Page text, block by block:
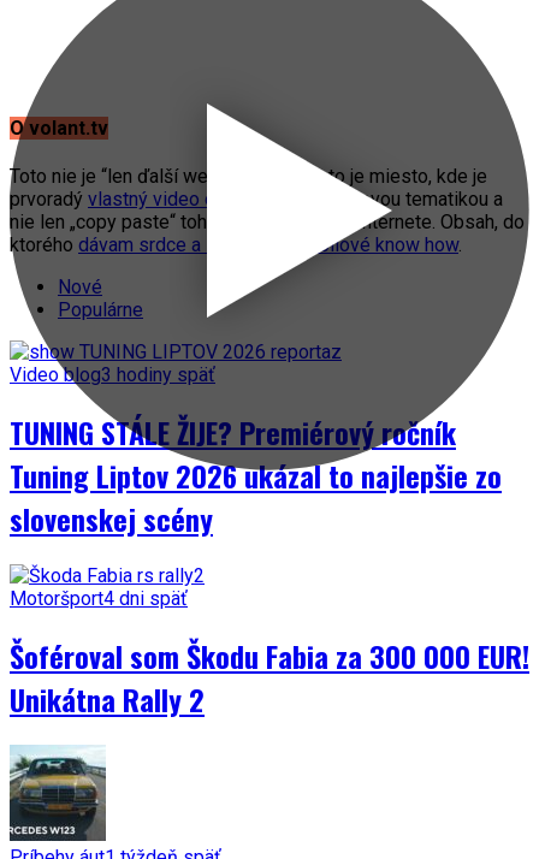
O volant.tv
Toto nie je “len ďalší web o autách”. Toto je miesto, kde je
prvoradý vlastný video obsah
s automobilovou tematikou a
nie len „copy paste“ toho, čo práve fičí na internete. Obsah, do
ktorého dávam srdce a svoje automobilové know how.
Nové
Populárne
Video blog3 hodiny späť
TUNING STÁLE ŽIJE? Premiérový ročník
Tuning Liptov 2026 ukázal to najlepšie zo
slovenskej scény
Motoršport4 dni späť
Šoféroval som Škodu Fabia za 300 000 EUR!
Unikátna Rally 2